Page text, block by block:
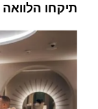
תיקחו הלוואה